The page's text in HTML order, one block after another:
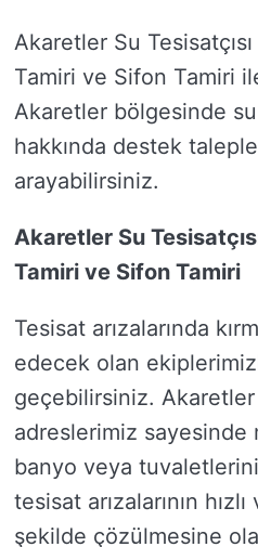
Akaretler Su
Tamiri ve Sifon Tamiri
Akaretler bölgesinde
hakkında destek
arayabilirsiniz.
Akaretler Su
Tamiri ve Sifon Tamiri
Tesisat arızalarında
edecek olan
geçebilirsiniz. Akaretler
adreslerimiz sayesinde
banyo veya
tesisat arızalarının
şekilde çözülmesine